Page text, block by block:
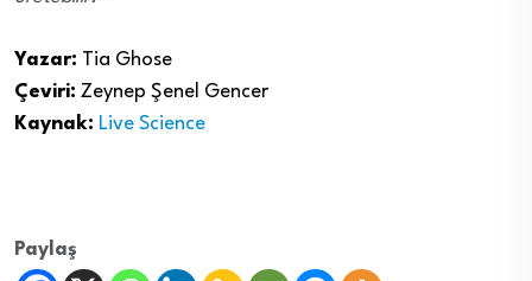
Yazar: Tia Ghose
Çeviri: Zeynep Şenel Gencer
Kaynak: Live Science
Paylaş